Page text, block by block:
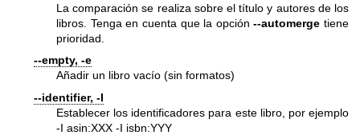
La comparación se realiza sobre el título y autores de los
libros. Tenga en cuenta que la opción--automerge tiene
prioridad.
--empty, -e
Añadir un libro vacío (sin formatos)
--identifier, -I
Establecer los identificadores para este libro, por ejemplo
-I asin:XXX -I isbn:YYY